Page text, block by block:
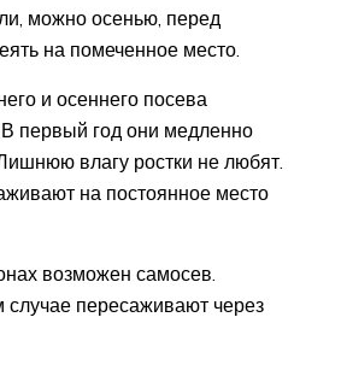
можно осенью, перед
на помеченное место.
и осеннего посева
первый год они медленно
влагу ростки не любят.
на постоянное место
возможен самосев.
пересаживают через